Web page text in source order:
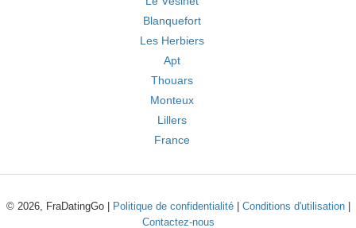
Blanquefort
Les Herbiers
Apt
Thouars
Monteux
Lillers
France
© 2026, FraDatingGo | Politique de confidentialité| Conditions d'utilisation|
Contactez-nous